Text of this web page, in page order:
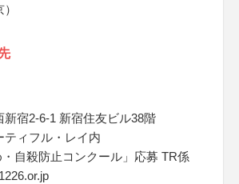
新宿2-6-1 新宿住友ビル38階
ティフル・レイ内
・自殺防止コンクール」応募 TR係